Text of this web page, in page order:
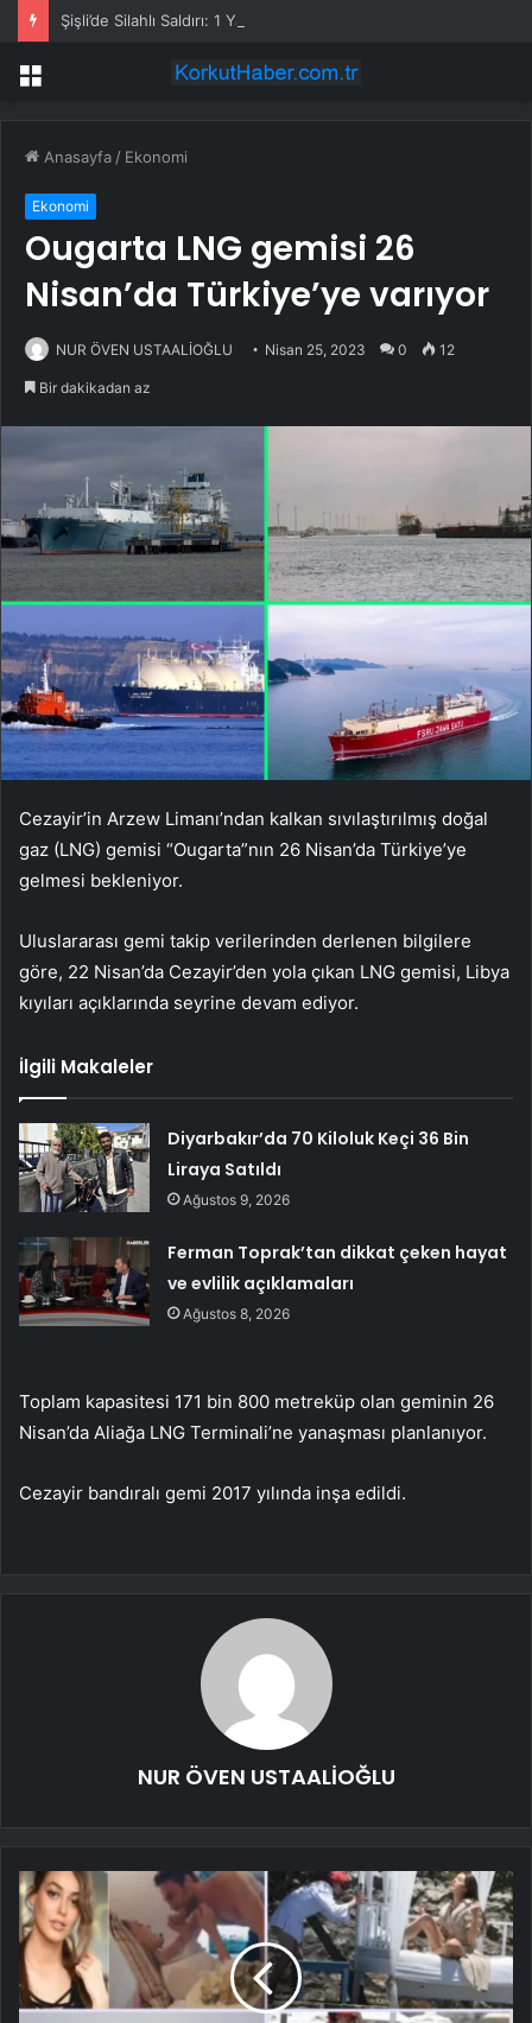
Şişli’de Silahlı Saldırı: 1 Yaralı
Menü
Anasayfa / Ekonomi
Ekonomi
Ougarta LNG gemisi 26
Nisan’da Türkiye’ye varıyor
NUR ÖVEN USTAALİOĞLU Nisan 25, 2023 0 12
Bir dakikadan az
Cezayir’in Arzew Limanı’ndan kalkan sıvılaştırılmış doğal
gaz (LNG) gemisi “Ougarta”nın 26 Nisan’da Türkiye’ye
gelmesi bekleniyor.
Uluslararası gemi takip verilerinden derlenen bilgilere
göre, 22 Nisan’da Cezayir’den yola çıkan LNG gemisi, Libya
kıyıları açıklarında seyrine devam ediyor.
İlgili Makaleler
Diyarbakır’da 70 Kiloluk Keçi 36 Bin
Liraya Satıldı
Ağustos 9, 2026
Ferman Toprak’tan dikkat çeken hayat
ve evlilik açıklamaları
Ağustos 8, 2026
Toplam kapasitesi 171 bin 800 metreküp olan geminin 26
Nisan’da Aliağa LNG Terminali’ne yanaşması planlanıyor.
Cezayir bandıralı gemi 2017 yılında inşa edildi.
NUR ÖVEN USTAALİOĞLU